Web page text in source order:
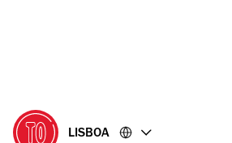
LISBOA